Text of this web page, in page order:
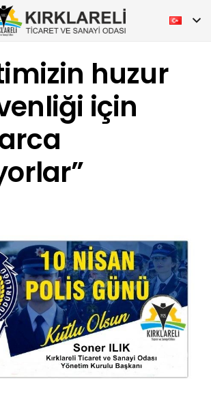
huzur
için